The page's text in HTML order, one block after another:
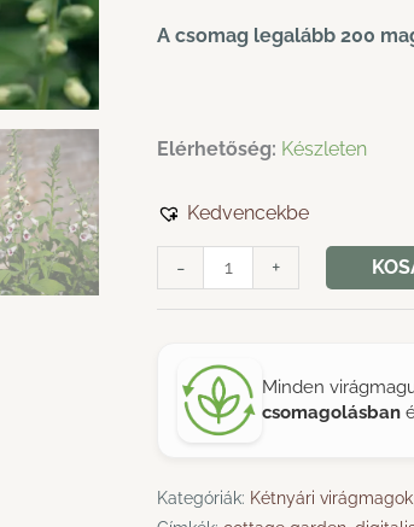
A csomag legalább 200
Elérhetőség: Készleten
Kedvencekbe
-
Gyűszűvirág
›
Pam's
Choice
+
Minden
csomagolásban
Kategóriák: Kétnyári virágmagok